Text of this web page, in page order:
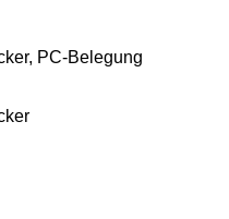
PC-Belegung